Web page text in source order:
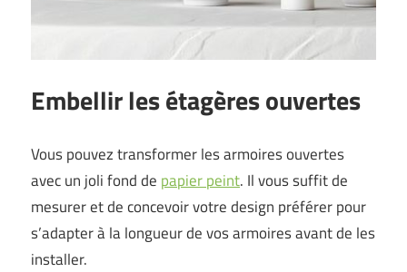
Embellir les étagères ouvertes
Vous pouvez transformer les armoires ouvertes
avec un joli fond de papier peint. Il vous suffit de
mesurer et de concevoir votre design préférer pour
s’adapter à la longueur de vos armoires avant de les
installer.